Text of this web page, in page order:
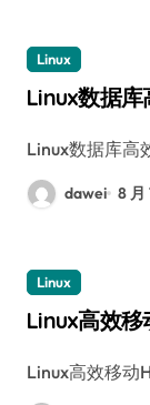
Linux
Linux数据
Linux数据库
dawei 8 月
Linux
Linux高效
Linux高效移